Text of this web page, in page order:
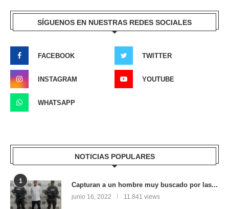
SÍGUENOS EN NUESTRAS REDES SOCIALES
FACEBOOK TWITTER
INSTAGRAM YOUTUBE
WHATSAPP
NOTICIAS POPULARES
1 Capturan a un hombre muy buscado por las...
junio 16, 2022 11.841 views